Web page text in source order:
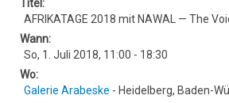
Titel:
AFRIKATAGE 2018 mit NAWAL — The
Wann:
So, 1. Juli 2018, 11:00 - 18:30
Wo:
Galerie Arabeske - Heidelberg, Baden-